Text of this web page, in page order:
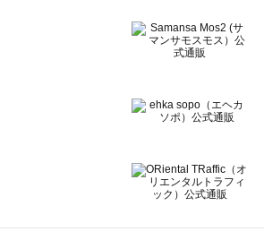
BETTY'S BLUE（べティーズ
Wpc.（ワールドパーティー）